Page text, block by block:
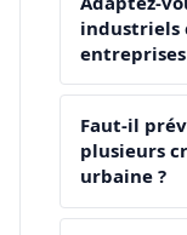
industriels
Faut-il
plusieurs
urbaine ?